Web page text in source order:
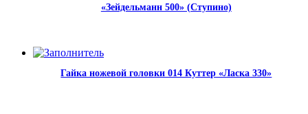
«Зейдельманн 500» (Ступино)
Гайка ножевой головки 014 Куттер «Ласка 330»